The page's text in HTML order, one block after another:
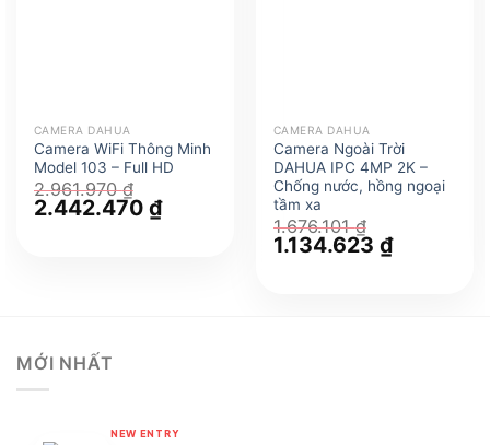
CAMERA DAHUA
Camera WiFi Thông Minh
Model 103 – Full HD
2.961.970₫
Giá
2.442.470 ₫Giá
hiện
CAMERA DAHUA
Camera Ngoài Trời
DAHUA IPC 4MP 2K –
Chống nước, hồng ngoại
tầm xa
1.676.101₫
Giá
gốc
1.134.623 ₫Giá
hiện
MỚI NHẤT
NEW ENTRY